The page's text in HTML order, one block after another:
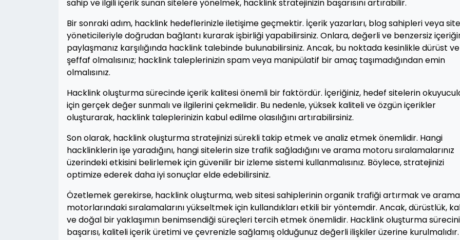
sahip ve ilgili içerik sunan sitelere yönelmek, hacklink stratejinizin başarısını artırabilir.
Bir sonraki adım, hacklink hedeflerinizle iletişime geçmektir. İçerik yazarları, blog sahipleri veya site
yöneticileriyle doğrudan bağlantı kurarak işbirliği yapabilirsiniz. Onlara, değerli ve benzersiz
paylaşmanız karşılığında hacklink talebinde bulunabilirsiniz. Ancak, bu noktada kesinlikle dürüst ve
şeffaf olmalısınız; hacklink taleplerinizin spam veya manipülatif bir amaç taşımadığından emin
olmalısınız.
Hacklink oluşturma sürecinde içerik kalitesi önemli bir faktördür. İçeriğiniz, hedef sitelerin
için gerçek değer sunmalı ve ilgilerini çekmelidir. Bu nedenle, yüksek kaliteli ve özgün içerikler
oluşturarak, hacklink taleplerinizin kabul edilme olasılığını artırabilirsiniz.
Son olarak, hacklink oluşturma stratejinizi sürekli takip etmek ve analiz etmek önemlidir. Hangi
hacklinklerin işe yaradığını, hangi sitelerin size trafik sağladığını ve arama motoru sıralamalarınız
üzerindeki etkisini belirlemek için güvenilir bir izleme sistemi kullanmalısınız. Böylece, stratejinizi
optimize ederek daha iyi sonuçlar elde edebilirsiniz.
Özetlemek gerekirse, hacklink oluşturma, web sitesi sahiplerinin organik trafiği artırmak ve arama
motorlarındaki sıralamalarını yükseltmek için kullandıkları etkili bir yöntemdir. Ancak, dürüstlük,
ve doğal bir yaklaşımın benimsendiği süreçleri tercih etmek önemlidir. Hacklink oluşturma
başarısı, kaliteli içerik üretimi ve çevrenizle sağlamış olduğunuz değerli ilişkiler üzerine kurulmalıdır.